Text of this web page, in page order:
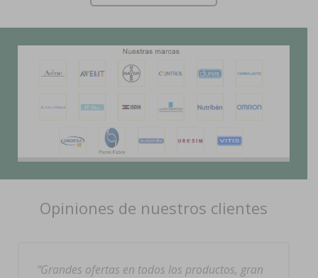
Opiniones de nuestros clientes
Grandes ofertas en todos los productos, gran